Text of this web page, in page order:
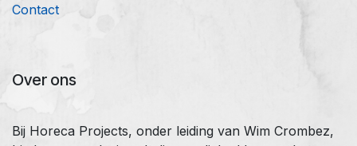
Contact
Over ons
Bij Horeca Projects, onder leiding van Wim Crombez,